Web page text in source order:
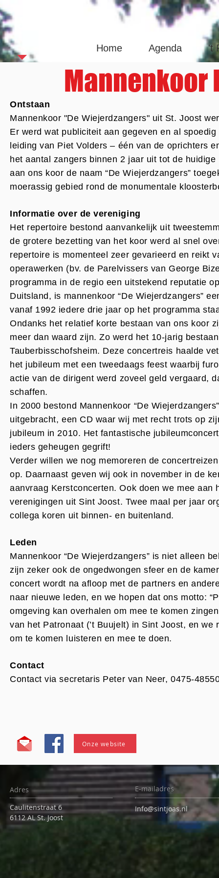
Home Agenda 't
Mannenkoor
Ontstaan
Mannenkoor "De Wiejerdzangers" uit St. Joost
Er werd wat publiciteit aan gegeven en al
leiding van Piet Volders – één van de oprichters
het aantal zangers binnen 2 jaar uit tot de
aan ons koor de naam “De Wiejerdzangers”
moerassig gebied rond de monumentale
Informatie over de vereniging
Het repertoire bestond aanvankelijk uit
de grotere bezetting van het koor werd al snel
repertoire is momenteel zeer gevarieerd en reikt
operawerken (bv. de Parelvissers van George
programma in de regio een uitstekend reputatie
Duitsland, is mannenkoor “De Wiejerdzangers”
vanaf 1992 iedere drie jaar op het programma
Ondanks het relatief korte bestaan van ons koor
meer dan waard zijn. Zo werd het 10-jarig
Tauberbisschofsheim. Deze concertreis haalde
het jubileum met een tweedaags feest waarbij
actie van de dirigent werd zoveel geld vergaard,
schaffen.
In 2000 bestond Mannenkoor “De
uitgebracht, een CD waar wij met recht trots op
jubileum in 2010. Het fantastische
ieders geheugen gegrift!
Verder willen we nog memoreren de
op. Daarnaast geven wij ook in november in de
aanvraag Kerstconcerten. Ook doen we mee
verenigingen uit Sint Joost. Twee maal per jaar
collega koren uit binnen- en buitenland.
Leden
Mannenkoor “De Wiejerdzangers” is niet alleen
zijn zeker ook de ongedwongen sfeer en de
concert wordt na afloop met de partners en
naar nieuwe leden, en we hopen dat ons motto:
omgeving kan overhalen om mee te komen
van het Patronaat (’t Buujelt) in Sint Joost, en
om te komen luisteren en mee te doen.
Contact
Contact via secretaris Peter van Neer, 0475-
Onze website
Adres
Caulitenstraat 6
6112 AL St. Joost
E-mailadres
Info@sintjoas.nl